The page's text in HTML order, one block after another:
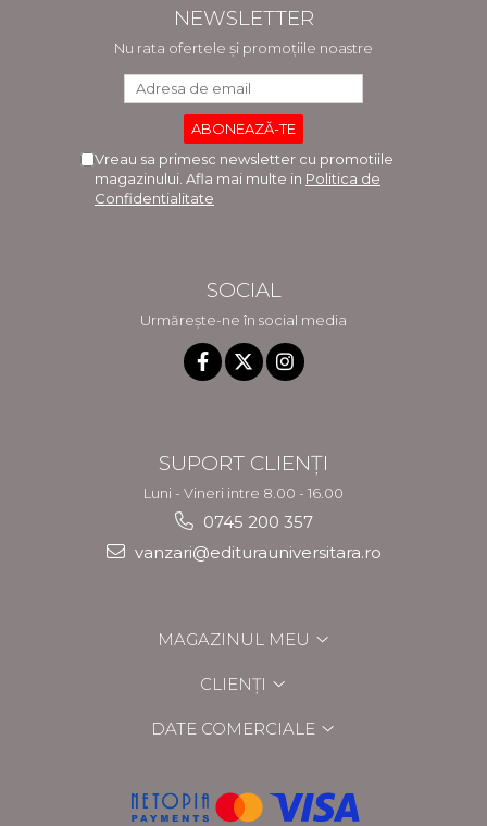
NEWSLETTER
Nu rata ofertele și promoțiile noastre
Vreau sa primesc newsletter cu promotiile
magazinului. Afla mai multe in Politica de
Confidentialitate
SOCIAL
Urmărește-ne în social media
SUPORT CLIENȚI
Luni - Vineri intre 8.00 - 16.00
0745 200 357
vanzari@editurauniversitara.ro
MAGAZINUL MEU
CLIENȚI
DATE COMERCIALE